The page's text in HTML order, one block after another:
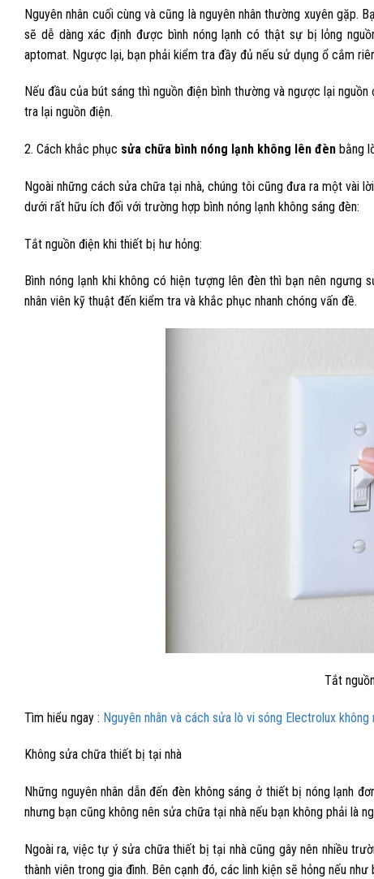
Nguyên nhân cuối cùng và cũng là nguyên nhân thường xuyên
sẽ dễ dàng xác định được bình nóng lạnh có thật sự bị lỏng
aptomat. Ngược lại, bạn phải kiểm tra đầy đủ nếu sử dụng ổ cắm
Nếu đầu của bút sáng thì nguồn điện bình thường và ngược lại
tra lại nguồn điện.
2. Cách khắc phục sửa chữa bình nóng lạnh không lên đèn bằng
Ngoài những cách sửa chữa tại nhà, chúng tôi cũng đưa ra một vài
dưới rất hữu ích đối với trường hợp bình nóng lạnh không sáng đèn:
Tắt nguồn điện khi thiết bị hư hỏng:
Bình nóng lạnh khi không có hiện tượng lên đèn thì bạn nên
nhân viên kỹ thuật đến kiểm tra và khắc phục nhanh chóng vấn đề.
Tắt
Tìm hiểu ngay : Nguyên nhân và cách sửa lò vi sóng Electrolux không
Không sửa chữa thiết bị tại nhà
Những nguyên nhân dẫn đến đèn không sáng ở thiết bị nóng lạnh
nhưng bạn cũng không nên sửa chữa tại nhà nếu bạn không phải là
Ngoài ra, việc tự ý sửa chữa thiết bị tại nhà cũng gây nên nhiều
thành viên trong gia đình. Bên cạnh đó, các linh kiện sẽ hỏng nếu